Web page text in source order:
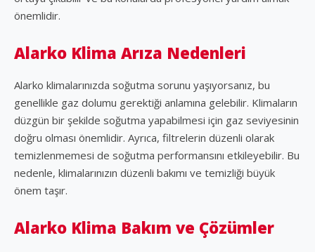
önemlidir.
Alarko Klima Arıza Nedenleri
Alarko klimalarınızda soğutma sorunu yaşıyorsanız, bu
genellikle gaz dolumu gerektiği anlamına gelebilir. Klimaların
düzgün bir şekilde soğutma yapabilmesi için gaz seviyesinin
doğru olması önemlidir. Ayrıca, filtrelerin düzenli olarak
temizlenmemesi de soğutma performansını etkileyebilir. Bu
nedenle, klimalarınızın düzenli bakımı ve temizliği büyük
önem taşır.
Alarko Klima Bakım ve Çözümler